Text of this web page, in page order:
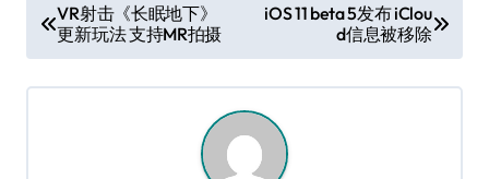
章
导
VR射击《长眠地下》
更新玩法 支持MR拍摄
iOS 11 beta 5发布 iClou
d信息被移除